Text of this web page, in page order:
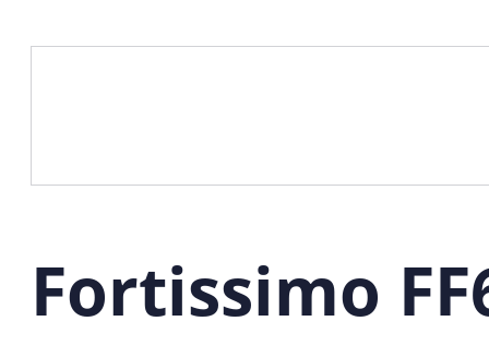
Fortissimo